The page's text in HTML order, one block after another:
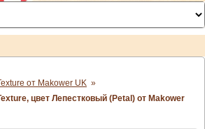
от Makower UK »
цвет Лепестковый (Petal) от Makower